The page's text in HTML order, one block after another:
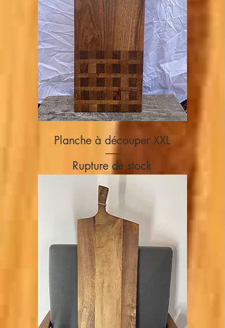
Planche à découper XXL
Rupture de stock